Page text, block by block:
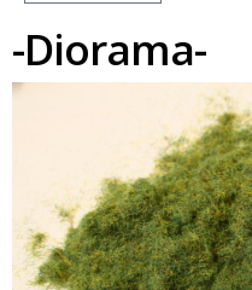
-Diorama-